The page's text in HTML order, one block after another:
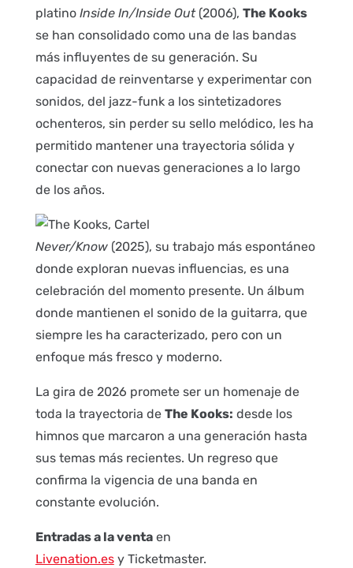
platino Inside In/Inside Out(2006), The Kooks
se han consolidado como una de las bandas
más influyentes de su generación. Su
capacidad de reinventarse y experimentar con
sonidos, del jazz-funk a los sintetizadores
ochenteros, sin perder su sello melódico, les ha
permitido mantener una trayectoria sólida y
conectar con nuevas generaciones a lo largo
de los años.
Never/Know (2025), su trabajo más espontáneo
donde exploran nuevas influencias, es una
celebración del momento presente. Un álbum
donde mantienen el sonido de la guitarra, que
siempre les ha caracterizado, pero con un
enfoque más fresco y moderno.
La gira de 2026 promete ser un homenaje de
toda la trayectoria de The Kooks: desde los
himnos que marcaron a una generación hasta
sus temas más recientes. Un regreso que
confirma la vigencia de una banda en
constante evolución.
Entradas a la ventaen
Livenation.esy Ticketmaster.